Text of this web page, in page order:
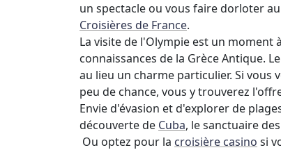
un spectacle ou vous faire dorloter
Croisières de France.
La visite de l'Olympie est un
connaissances de la Grèce Antique.
au lieu un charme particulier. Si
peu de chance, vous y trouverez
Envie d'évasion et d'explorer de
découverte de Cuba, le sanctuaire
Ou optez pour la croisière casino si